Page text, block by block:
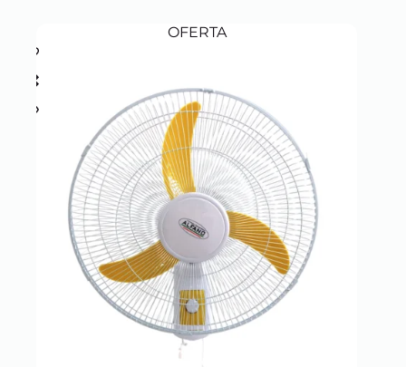
S/ 409.00.
S/ 299.00.OFERTA